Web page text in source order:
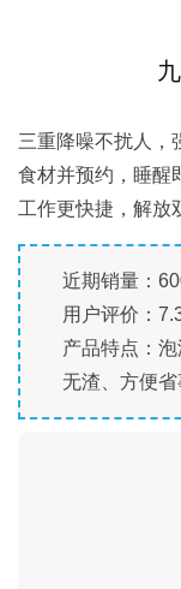
三重降噪不扰人，
食材并预约，睡醒
工作更快捷，解放
近期销量：
用户评价：
产品特点：
无渣、方便省